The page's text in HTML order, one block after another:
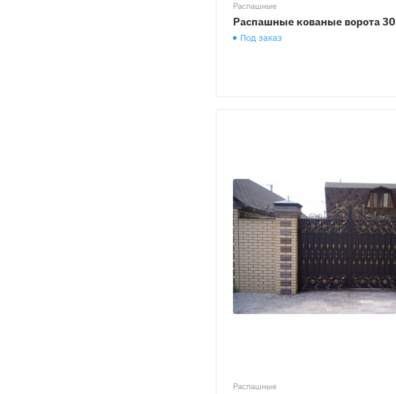
Распашные
Распашные кованые ворота 30
Под заказ
Распашные